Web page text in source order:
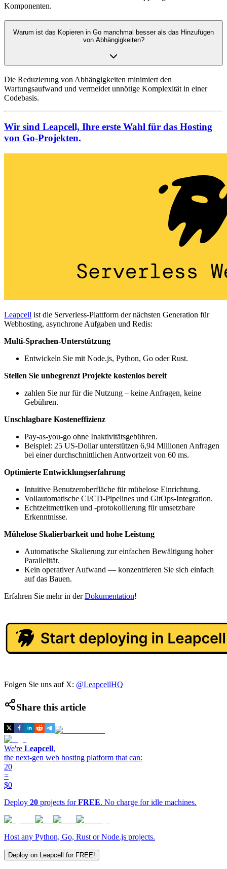
Komponenten.
Warum ist das Kopieren in Go manchmal besser als das Hinzufügen
von Abhängigkeiten?
Die Reduzierung von Abhängigkeiten minimiert den
Wartungsaufwand und vermeidet unnötige Komplexität in einer
Codebasis.
Wir sind Leapcell, Ihre erste Wahl für das Hosting
von Go-Projekten.
Leapcell ist die Serverless-Plattform der nächsten Generation für
Webhosting, asynchrone Aufgaben und Redis:
Multi-Sprachen-Unterstützung
Entwickeln Sie mit Node.js, Python, Go oder Rust.
Stellen Sie unbegrenzt Projekte kostenlos bereit
zahlen Sie nur für die Nutzung – keine Anfragen, keine
Gebühren.
Unschlagbare Kosteneffizienz
Pay-as-you-go ohne Inaktivitätsgebühren.
Beispiel: 25 US-Dollar unterstützen 6,94 Millionen Anfragen
bei einer durchschnittlichen Antwortzeit von 60 ms.
Optimierte Entwicklungserfahrung
Intuitive Benutzeroberfläche für mühelose Einrichtung.
Vollautomatische CI/CD-Pipelines und GitOps-Integration.
Echtzeitmetriken und -protokollierung für umsetzbare
Erkenntnisse.
Mühelose Skalierbarkeit und hohe Leistung
Automatische Skalierung zur einfachen Bewältigung hoher
Parallelität.
Kein operativer Aufwand — konzentrieren Sie sich einfach
auf das Bauen.
Erfahren Sie mehr in derDokumentation!
Folgen Sie uns auf X: @LeapcellHQ
Share this article
We're Leapcell,
the next-gen web hosting platform that can:
20
=
$0
Deploy 20 projects forFREE. No charge for idle machines.
Host any Python, Go, Rust or Node.js projects.
Deploy on Leapcell for FREE!